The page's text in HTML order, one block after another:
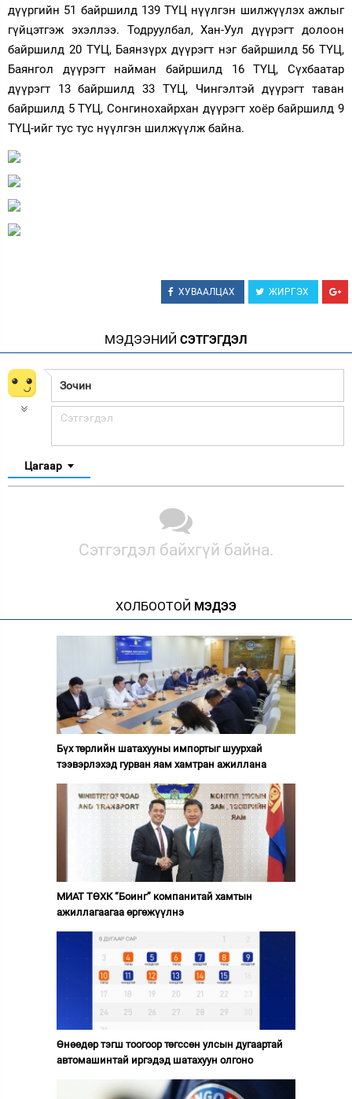
дүүргийн 51 байршилд 139 ТҮЦ нүүлгэн шилжүүлэх ажлыг
гүйцэтгэж эхэллээ. Тодруулбал, Хан-Уул дүүрэгт долоон
байршилд 20 ТҮЦ, Баянзүрх дүүрэгт нэг байршилд 56 ТҮЦ,
Баянгол дүүрэгт найман байршилд 16 ТҮЦ, Сүхбаатар
дүүрэгт 13 байршилд 33 ТҮЦ, Чингэлтэй дүүрэгт таван
байршилд 5 ТҮЦ, Сонгинохайрхан дүүрэгт хоёр байршилд 9
ТҮЦ-ийг тус тус нүүлгэн шилжүүлж байна.
ХУВААЛЦАХ ЖИРГЭХ
МЭДЭЭНИЙ СЭТГЭГДЭЛ
Цагаар
Сэтгэгдэл байхгүй байна.
ХОЛБООТОЙ МЭДЭЭ
Бүх төрлийн шатахууны импортыг шуурхай
тээвэрлэхэд гурван яам хамтран ажиллана
МИАТ ТӨХК “Боинг” компанитай хамтын
ажиллагаагаа өргөжүүлнэ
Өнөөдөр тэгш тоогоор төгссөн улсын дугаартай
автомашинтай иргэдэд шатахуун олгоно